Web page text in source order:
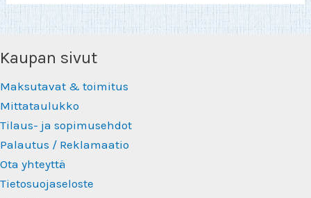
Kaupan sivut
Maksutavat & toimitus
Mittataulukko
Tilaus- ja sopimusehdot
Palautus / Reklamaatio
Ota yhteyttä
Tietosuojaseloste